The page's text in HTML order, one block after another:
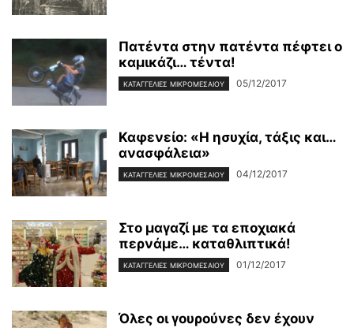
Πατέντα στην πατέντα πέφτει ο
καμικάζι… τέντα!
ΚΑΤΑΓΓΕΛΊΕΣ ΜΙΚΡΟΜΕΣΑΊΟΥ 05/12/2017
Καφενείο: «Η ησυχία, τάξις και…
ανασφάλεια»
ΚΑΤΑΓΓΕΛΊΕΣ ΜΙΚΡΟΜΕΣΑΊΟΥ 04/12/2017
Στο μαγαζί με τα εποχιακά
περνάμε… καταθλιπτικά!
ΚΑΤΑΓΓΕΛΊΕΣ ΜΙΚΡΟΜΕΣΑΊΟΥ 01/12/2017
Όλες οι γουρούνες δεν έχουν